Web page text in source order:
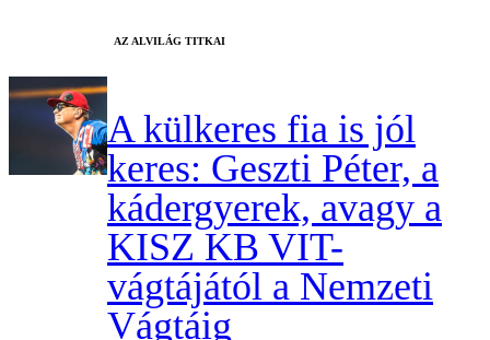
AZ ALVILÁG TITKAI
A külkeres fia is jól
keres: Geszti Péter, a
kádergyerek, avagy a
KISZ KB VIT-
vágtájától a Nemzeti
Vágtáig